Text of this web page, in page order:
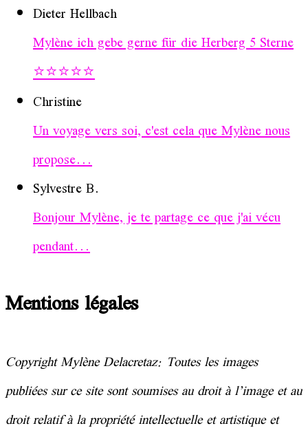
Dieter Hellbach
Mylène ich gebe gerne für die Herberg 5 Sterne
⭐️⭐️⭐️⭐️⭐️
Christine
Un voyage vers soi, c'est cela que Mylène nous
propose...
Sylvestre B.
Bonjour Mylène, je te partage ce que j'ai vécu
pendant...
Mentions légales
Copyright Mylène Delacretaz: Toutes les images
publiées sur ce site sont soumises au droit à l’image et au
droit relatif à lapropriétéintellectuelle et artistique et